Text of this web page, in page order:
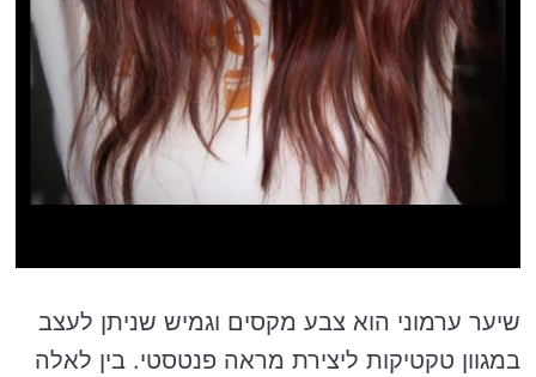
שיער ערמוני הוא צבע מקסים וגמיש שניתן לעצב
במגוון טקטיקות ליצירת מראה פנטסטי. בין לאלה